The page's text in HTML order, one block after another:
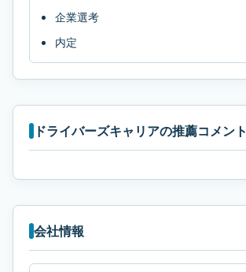
企業選考
内定
ドライバーズキャリアの推薦コメント
会社情報